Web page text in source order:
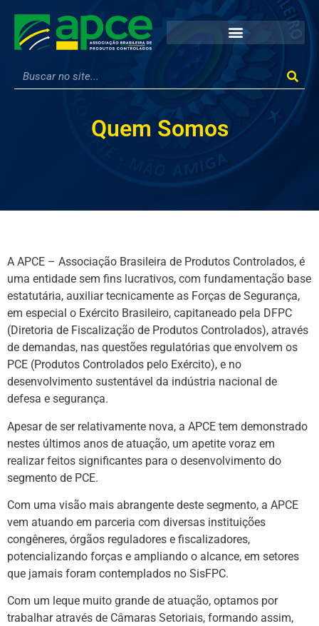
Quem Somos
A APCE – Associação Brasileira de Produtos Controlados, é
uma entidade sem fins lucrativos, com fundamentação base
estatutária, auxiliar tecnicamente as Forças de Segurança,
em especial o Exército Brasileiro, capitaneado pela DFPC
(Diretoria de Fiscalização de Produtos Controlados), através
de demandas, nas questões regulatórias que envolvem os
PCE (Produtos Controlados pelo Exército), e no
desenvolvimento sustentável da indústria nacional de
defesa e segurança.
Apesar de ser relativamente nova, a APCE tem demonstrado
nestes últimos anos de atuação, um apetite voraz em
realizar feitos significantes para o desenvolvimento do
segmento de PCE.
Com uma visão mais abrangente deste segmento, a APCE
vem atuando em parceria com diversas instituições
congêneres, órgãos reguladores e fiscalizadores,
potencializando forças e ampliando o alcance, em setores
que jamais foram contemplados no SisFPC.
Com um leque muito grande de atuação, optamos por
trabalhar através de Câmaras Setoriais, formando assim,